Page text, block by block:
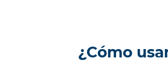
¿Cómo